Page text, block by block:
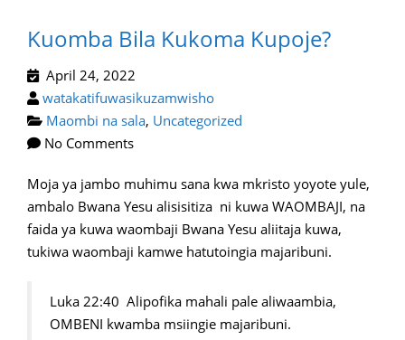
Kuomba Bila Kukoma Kupoje?
April 24, 2022
watakatifuwasikuzamwisho
Maombi na sala, Uncategorized
No Comments
Moja ya jambo muhimu sana kwa mkristo yoyote yule,
ambalo Bwana Yesu alisisitiza ni kuwa WAOMBAJI, na
faida ya kuwa waombaji Bwana Yesu aliitaja kuwa,
tukiwa waombaji kamwe hatutoingia majaribuni.
Luka 22:40 Alipofika mahali pale aliwaambia,
OMBENI kwamba msiingie majaribuni.